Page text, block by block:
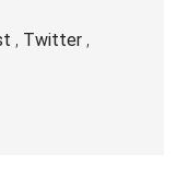
, Twitter ,